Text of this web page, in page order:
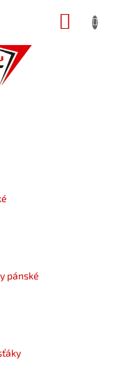
pánské